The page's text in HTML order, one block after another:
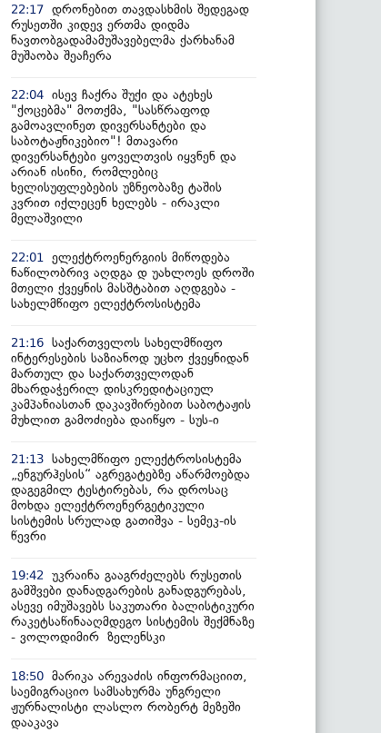
22:17 დრონებით თავდასხმის შედეგად
რუსეთში კიდევ ერთმა დიდმა
ნავთობგადამამუშავებელმა ქარხანამ
მუშაობა შეაჩერა
22:04 ისევ ჩაქრა შუქი და ატეხეს
"ქოცებმა" მოთქმა, "სასწრაფოდ
გამოავლინეთ დივერსანტები და
საბოტაჟნიკებიო"! მთავარი
დივერსანტები ყოველთვის იყვნენ და
არიან ისინი, რომლებიც
ხელისუფლებების უზნეობაზე ტაშის
კვრით იქლეცენ ხელებს - ირაკლი
მელაშვილი
22:01
ელექტროენერგიის მიწოდება
ნაწილობრივ აღდგა დ უახლოეს დროში
მთელი ქვეყნის მასშტაბით აღდგება -
სახელმწიფო ელექტროსისტემა
21:16 საქართველოს სახელმწიფო
ინტერესების საზიანოდ უცხო ქვეყნიდან
მართულ და საქართველოდან
მხარდაჭერილ დისკრედიტაციულ
კამპანიასთან დაკავშირებით საბოტაჟის
მუხლით გამოძიება დაიწყო - სუს-ი
21:13 სახელმწიფო ელექტროსისტემა
„ენგურჰესის“ აგრეგატებზე აწარმოებდა
დაგეგმილ ტესტირებას, რა დროსაც
მოხდა ელექტროენერგეტიკული
სისტემის სრულად გათიშვა - სემეკ-ის
წევრი
19:42
უკრაინა გააგრძელებს რუსეთის
გამშვები დანადგარების განადგურებას,
ასევე იმუშავებს საკუთარი ბალისტიკური
რაკეტსაწინააღმდეგო სისტემის შექმნაზე
- ვოლოდიმირ ზელენსკი
18:50 მარიკა არევაძის ინფორმაციით,
საემიგრაციო სამსახურმა უნგრელი
ჟურნალისტი ლასლო რობერტ მეზეში
დააკავა